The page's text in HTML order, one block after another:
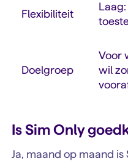
Flexibiliteit
Doelgroep
Voor
wil
Is Sim Only
Ja, maand op maand